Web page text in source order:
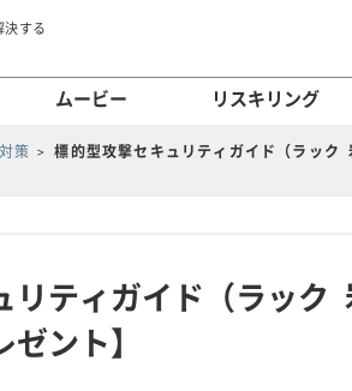
する
ムービー リスキリング
策 標的型攻撃セキュリティガイド（ラック
リティガイド（ラック
ント】